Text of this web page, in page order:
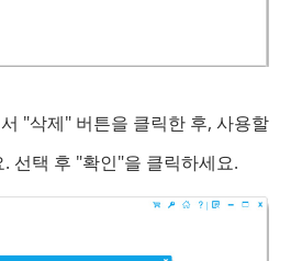
"삭제" 버튼을 클릭한 후, 사용할
선택 후 "확인"을 클릭하세요.